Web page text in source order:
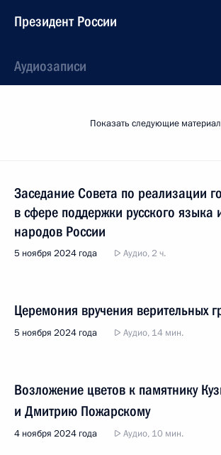
Президент России
Аудиозаписи
Показать следующие
Заседание Совета по реализации
в сфере поддержки русского языка
народов России
5 ноября 2024 года Аудио, 2 ч.
Церемония вручения верительных
5 ноября 2024 года Аудио, 14 мин.
Возложение цветов к памятнику
и Дмитрию Пожарскому
4 ноября 2024 года Аудио, 10 мин.